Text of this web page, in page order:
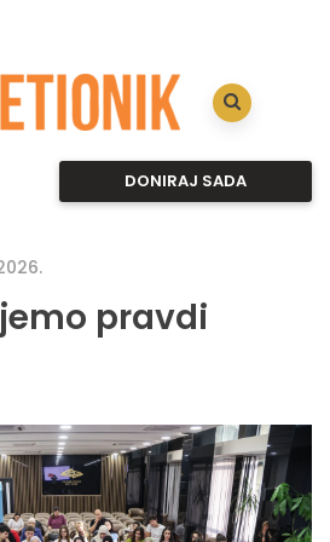
DONIRAJ SADA
pravdi